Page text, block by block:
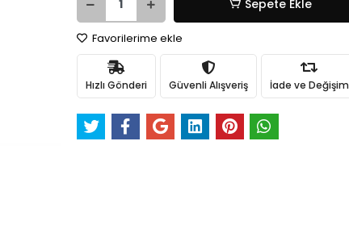
Sepete Ekle
Favorilerime ekle
Hızlı Gönderi Güvenli Alışveriş İade ve Değişim